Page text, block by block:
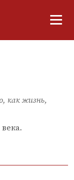
как жизнь,